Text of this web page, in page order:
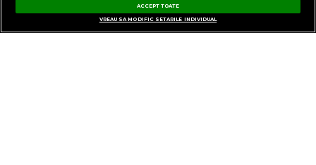
GESTIONAȚI PREFERINȚELE
CONTACT
ACCEPT TOATE
VREAU SA MODIFIC SETARILE INDIVIDUAL